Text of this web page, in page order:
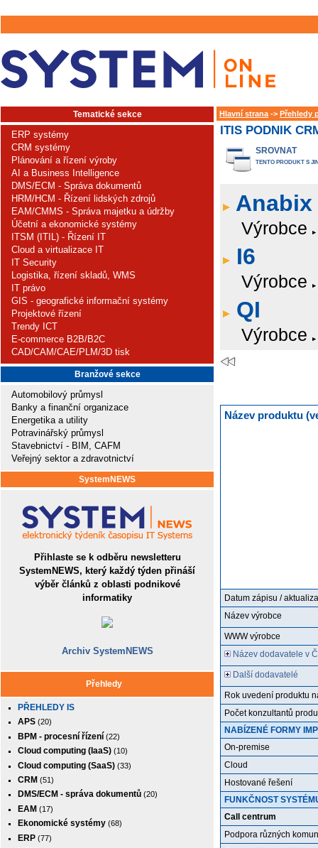
Tematické sekce
ERP systémy
CRM systémy
Plánování a řízení výroby
AI a Business Intelligence
DMS/ECM - Správa dokumentů
HRM/HCM - Řízení lidských zdrojů
EAM/CMMS - Správa majetku a údržby
Účetní a ekonomické systémy
ITSM (ITIL) - Řízení IT
Cloud a virtualizace IT
IT Security
Logistika, řízení skladů, WMS
IT právo
GIS - geografické informační systémy
Projektové řízení
Trendy ICT
E-commerce B2B/B2C
CAD/CAM/CAE/PLM/3D tisk
Branžové sekce
Automobilový průmysl
Banky a finanční organizace
Energetika a utility
Potravinářský průmysl
Stavebnictví - BIM, CAFM
Veřejný sektor a zdravotnictví
SystemNEWS
Přihlaste se k odběru newsletteru
SystemNEWS, který každý týden přináší
výběr článků z oblasti podnikové
informatiky
Archiv SystemNEWS
Přehledy
PŘEHLEDY IS
APS (20)
BPM - procesní řízení (22)
Cloud computing (IaaS) (10)
Cloud computing (SaaS) (33)
CRM (51)
DMS/ECM - správa dokumentů (20)
EAM (17)
Ekonomické systémy (68)
ERP (77)
Hlavní strana -> Přehledy
ITIS PODNIK
SROVNAT
TENTO PRODUKT S
Anabix
Výrobce
I6
Výrobce
QI
Výrobce
Název produktu
Datum zápisu /
Název výrobce
WWW výrobce
Název dodavatele v
Další dodavatelé
Rok uvedení produktu
Počet konzultantů
NABÍZENÉ FORMY
On-premise
Cloud
Hostované řešení
FUNKČNOST
Call centrum
Podpora různých